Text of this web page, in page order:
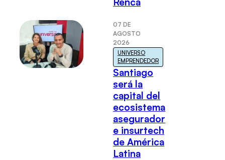
07 DE
AGOSTO
2026
UNIVERSO
EMPRENDEDOR
Santiago
será la
capital del
ecosistema
asegurador
e insurtech
de América
Latina